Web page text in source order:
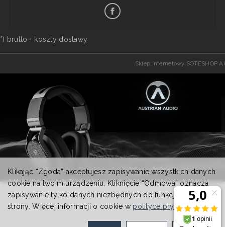
*) brutto + koszty dostawy
Sklep internetowy SOTESHOP AI
Klikając “Zgoda” akceptujesz zapisywanie wszystkich danych
cookie na twoim urządzeniu. Kliknięcie “Odmowa” oznacza
zapisywanie tylko danych niezbędnych do funkcjonowania
strony. Więcej informacji o cookie w polityce prywatności.